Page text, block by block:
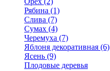
Рябина (1)
Слива (7)
Сумах (4)
Черемуха (7)
Яблоня декоративная (6)
Ясень (9)
Плодовые деревья